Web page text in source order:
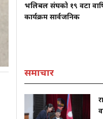
भलिबल संघको १९ वटा
कार्यक्रम सार्वजनिक
समाचार